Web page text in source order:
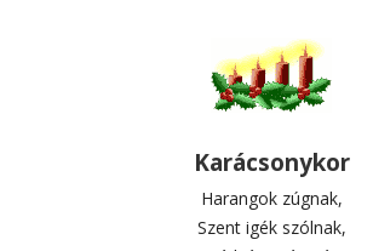
Karácsonykor
Harangok zúgnak,
Szent igék szólnak,